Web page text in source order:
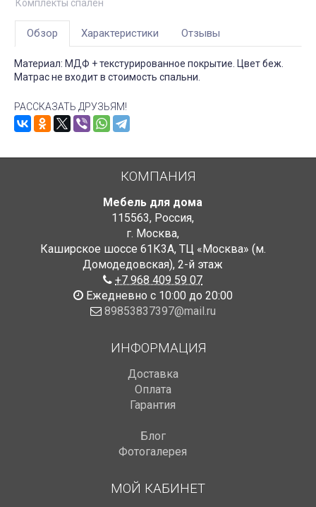
Комплекты спален
Обзор Характеристики Отзывы
Материал: МДФ + текстурированное покрытие. Цвет беж.
Матрас не входит в стоимость спальни.
РАССКАЗАТЬ ДРУЗЬЯМ!
КОМПАНИЯ
Мебель для дома
115563, Россия,
г. Москва,
Каширское шоссе 61К3А, ТЦ «Москва» (м.
Домодедовская), 2-й этаж
+7 968 409 59 07
Ежедневно с 10:00 до 20:00
89853837397@mail.ru
ИНФОРМАЦИЯ
Доставка
Оплата
Гарантия
Блог
Фотогалерея
МОЙ КАБИНЕТ